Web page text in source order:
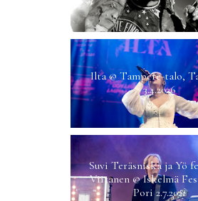
Ilta @ Tampere-talo,
3.4.2026
Suvi Teräsniska ja Yö
Viitanen @ Iskelmä
Pori 2.7.2021